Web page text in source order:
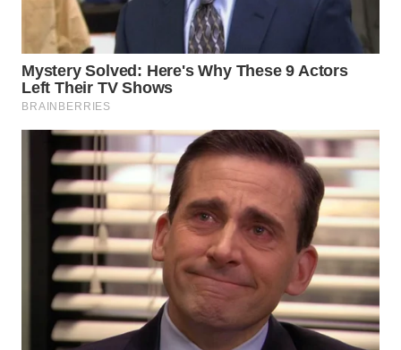
WN
KARO
WN
SIMALUNGUN
WN
LABUHANBATU
WN
TAPANULI
TENGAH
WN DELI
SERDANG